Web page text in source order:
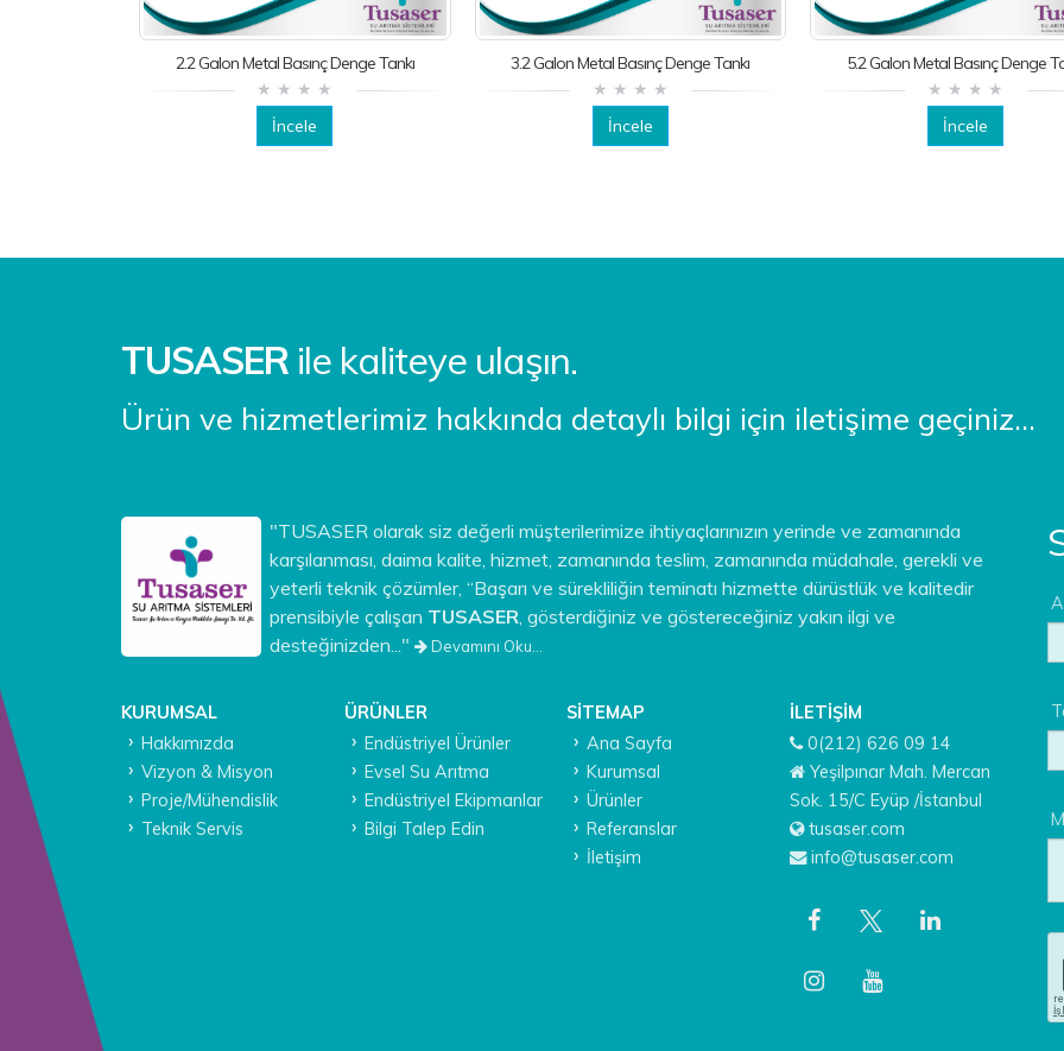
2.2 Galon Metal Basınç Denge Tankı
İncele
3.2 Galon Metal Basınç Denge Tankı
İncele
5.2 Galon Metal Basınç Denge
İncele
TUSASER ile kaliteye ulaşın.
Ürün ve hizmetlerimiz hakkında detaylı bilgi için iletişime geçiniz...
"TUSASER olarak siz değerli müşterilerimize ihtiyaçlarınızın yerinde ve zamanında
karşılanması, daima kalite, hizmet, zamanında teslim, zamanında müdahale, gerekli ve
yeterli teknik çözümler, “Başarı ve sürekliliğin teminatı hizmette dürüstlük ve kalitedir
prensibiyle çalışan TUSASER , gösterdiğiniz ve göstereceğiniz yakın ilgi ve
desteğinizden..."
Devamını Oku...
KURUMSAL
Hakkımızda
Vizyon & Misyon
Proje/Mühendislik
Teknik Servis
ÜRÜNLER
Endüstriyel Ürünler
Evsel Su Arıtma
Endüstriyel Ekipmanlar
Bilgi Talep Edin
SITEMAP
Ana Sayfa
Kurumsal
Ürünler
Referanslar
İletişim
İLETIŞIM
0(212) 626 09 14
Yeşilpınar Mah. Mercan
Sok. 15/C Eyüp /İstanbul
tusaser.com
info@tusaser.com